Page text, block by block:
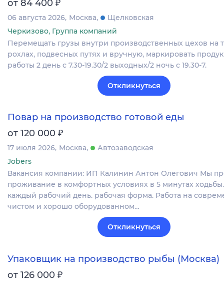
от 84 400
06 августа 2026 Москва
Щелковская
Черкизово, Группа компаний
Перемещать грузы внутри производственных цехов на
рохлах, подвесных путях и вручную, маркировать
работы 2 день с 7.30-19.30/2 выходных/2 ночь с 19.30-7.
Откликнуться
Повар на производство готовой еды
от 120 000 ₽
17 июля 2026 Москва
Автозаводская
Jobers
Вакансия компании: ИП Калинин Антон Олегович Мы
проживание в комфортных условиях в 5 минутах
каждый рабочий день. рабочая форма. Работа на
чистом и хорошо оборудованном…
Откликнуться
Упаковщик на производство рыбы (Москва)
от 126 000 ₽